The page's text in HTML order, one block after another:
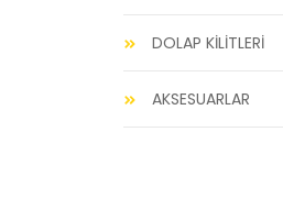
DOLAP KİLİTLERİ
AKSESUARLAR